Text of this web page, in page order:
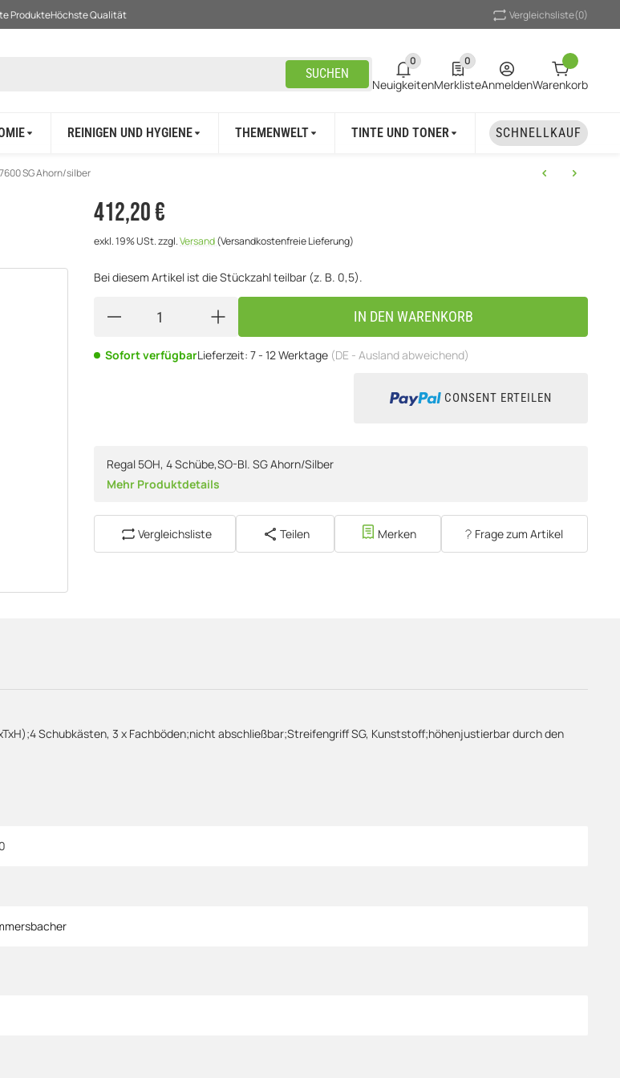
ProdukteHöchste Qualität Vergleichsliste(0)
SUCHEN
0
0 neue Notifizierungen
Neuigkeiten
0
0 Produkte in der Liste
MerklisteAnmeldenWarenkorb
REINIGEN UND HYGIENE THEMENWELT TINTE UND TONER UNSER MARKEN
SCHNELLKAUF
SG Ahorn/silber
412,20 €
exkl. 19% USt.zzgl.Versand(Versandkostenfreie Lieferung)
Bei diesem Artikel ist die Stückzahl teilbar (z. B. 0,5).
IN DEN WARENKORB
Sofort verfügbarLieferzeit: 7 - 12 Werktage (DE - Ausland abweichend)
CONSENT ERTEILEN
Regal 5OH, 4 Schübe,SO-Bl. SG Ahorn/Silber
Mehr Produktdetails
Vergleichsliste Teilen Merken Frage zum Artikel
Schubkästen, 3 x Fachböden;nicht abschließbar;Streifengriff SG, Kunststoff;höhenjustierbar durch den